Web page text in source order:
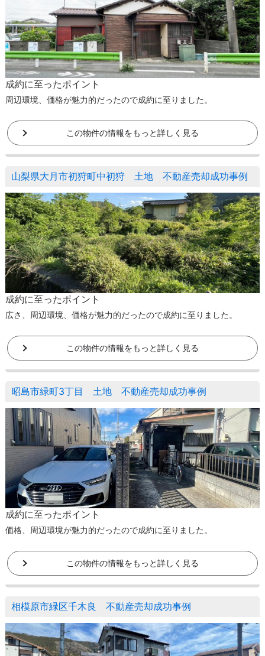
成約に至ったポイント
周辺環境、価格が魅力的だったので成約に至りました。
この物件の情報をもっと詳しく見る
山梨県大月市初狩町中初狩 土地 不動産売却成功事例
成約に至ったポイント
広さ、周辺環境、価格が魅力的だったので成約に至りました。
この物件の情報をもっと詳しく見る
昭島市緑町3丁目 土地 不動産売却成功事例
成約に至ったポイント
価格、周辺環境が魅力的だったので成約に至りました。
この物件の情報をもっと詳しく見る
相模原市緑区千木良 不動産売却成功事例